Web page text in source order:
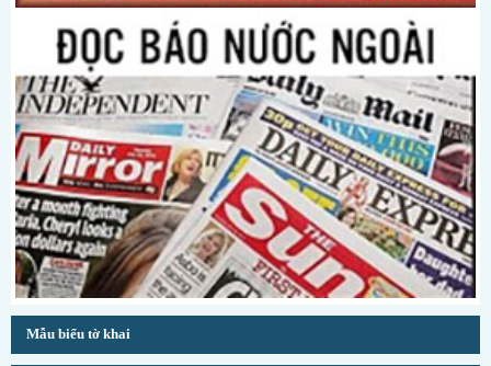
Mẫu biểu tờ khai